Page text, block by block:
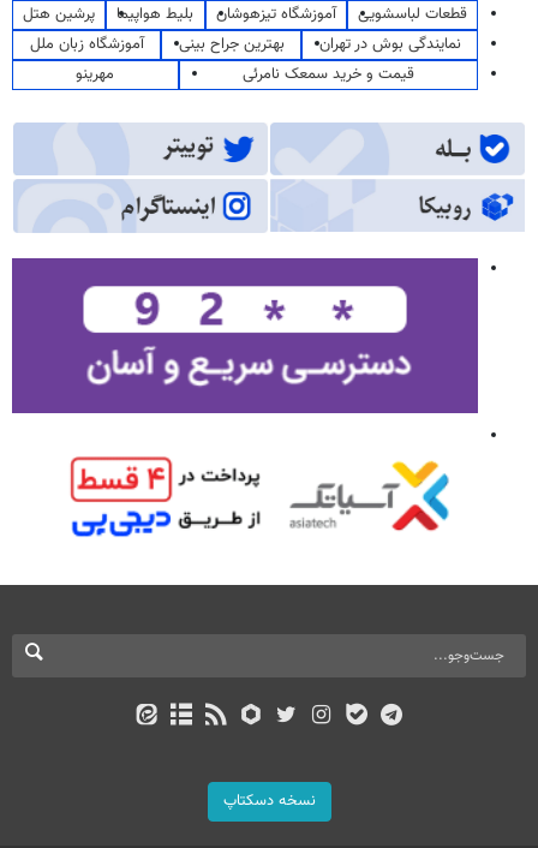
قطعات لباسشویی
آموزشگاه تیزهوشان بلیط هواپیما
پرشین هتل
نمایندگی بوش در تهران
بهترین جراح بینی
آموزشگاه زبان ملل
قیمت و خرید سمعک نامرئی
مهرینو
نسخه دسکتاپ